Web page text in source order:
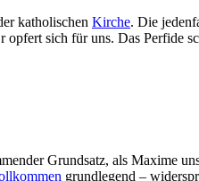
katholischen Kirche. Die
sich für uns. Das Perfide
Grundsatz, als Maxime
grundlegend –